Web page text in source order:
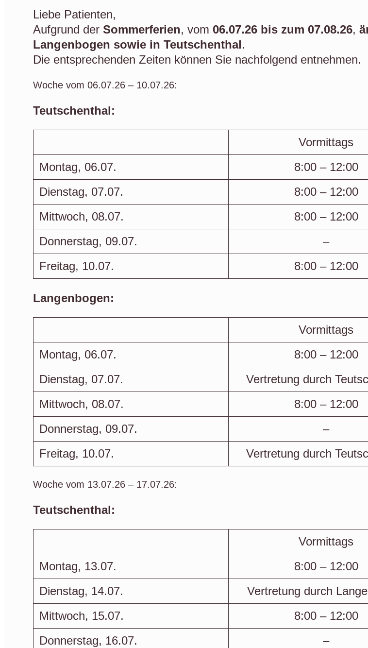
Liebe Patienten,
Aufgrund der Sommerferien, vom 06.07.26 bis zum 07.08.26,
Langenbogen sowie in Teutschenthal.
Die entsprechenden Zeiten können Sie nachfolgend entnehmen.
Woche vom 06.07.26 – 10.07.26:
Teutschenthal:
Vormittags
Montag, 06.07.
8:00 – 12:00
Dienstag, 07.07.
8:00 – 12:00
Mittwoch, 08.07.
8:00 – 12:00
Donnerstag, 09.07.
–
Freitag, 10.07.
8:00 – 12:00
Langenbogen:
Vormittags
Montag, 06.07.
8:00 – 12:00
Dienstag, 07.07.
Vertretung durch
Mittwoch, 08.07.
8:00 – 12:00
Donnerstag, 09.07.
–
Freitag, 10.07.
Vertretung durch
Woche vom 13.07.26 – 17.07.26:
Teutschenthal:
Vormittags
Montag, 13.07.
8:00 – 12:00
Dienstag, 14.07.
Vertretung durch
Mittwoch, 15.07.
8:00 – 12:00
Donnerstag, 16.07.
–